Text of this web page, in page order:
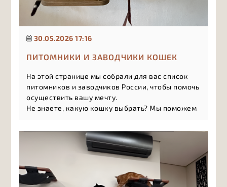
30.05.2026 17:16
ПИТОМНИКИ И ЗАВОДЧИКИ КОШЕК
На этой странице мы собрали для вас список
питомников и заводчиков России, чтобы помочь
осуществить вашу мечту.
Не знаете, какую кошку выбрать? Мы поможем
что подойдёт именно вам: активные и игривые
асковые компаньоны, независимые
ипоаллергенные кошки